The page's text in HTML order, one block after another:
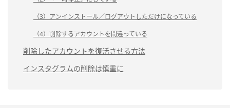
（3）アンインストール／ログアウトしただけになっている
（4）削除するアカウントを間違っている
削除したアカウントを復活させる方法
インスタグラムの削除は慎重に